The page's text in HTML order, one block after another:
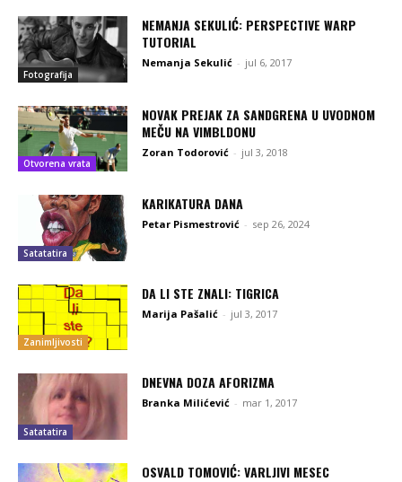
Fotografija
NEMANJA SEKULIĆ: PERSPECTIVE WARP
TUTORIAL
Nemanja Sekulić - jul 6, 2017
Otvorena vrata
NOVAK PREJAK ZA SANDGRENA U UVODNOM
MEČU NA VIMBLDONU
Zoran Todorović - jul 3, 2018
Satatatira
KARIKATURA DANA
Petar Pismestrović - sep 26, 2024
Zanimljivosti
DA LI STE ZNALI: TIGRICA
Marija Pašalić - jul 3, 2017
Satatatira
DNEVNA DOZA AFORIZMA
Branka Milićević - mar 1, 2017
OSVALD TOMOVIĆ: VARLJIVI MESEC